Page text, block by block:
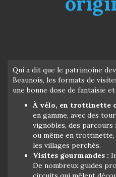
Qui a dit que le patrimoine
Beaunois, les formats de
une bonne dose de fantaisie
À vélo, en trottinette
en gamme, avec des
vignobles, des
ou même en
les villages perchés.
Visites gourmandes :
De nombreux guides